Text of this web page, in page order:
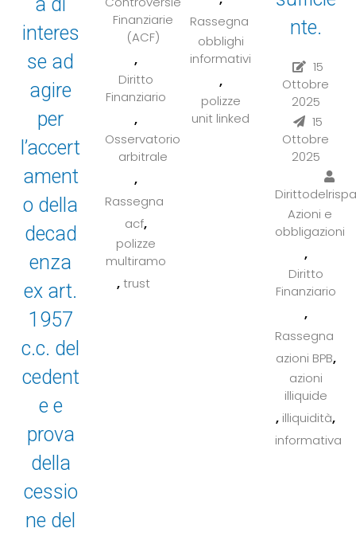
interes
se ad
agire
per
l’accert
ament
o della
decad
enza
ex art.
1957
c.c. del
cedent
e e
prova
della
cessio
ne del
Finanziarie
(ACF)
,
Diritto
Finanziario
,
Osservatorio
arbitrale
,
Rassegna
acf,
polizze
multiramo
,trust
Rassegna
obblighi
informativi
,
polizze
unit linked
nte.
15
Ottobre
2025
15
Ottobre
2025
Azioni e
obbligazioni
,
Diritto
Finanziario
,
Rassegna
azioni BPB,
azioni
illiquide
, illiquidità,
informativa